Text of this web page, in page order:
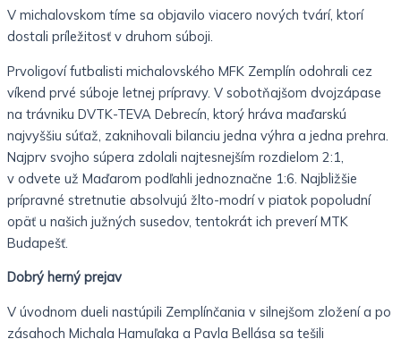
V michalovskom tíme sa objavilo viacero nových tvárí, ktorí
dostali príležitosť v druhom súboji.
Prvoligoví futbalisti michalovského MFK Zemplín odohrali cez
víkend prvé súboje letnej prípravy. V sobotňajšom dvojzápase
na trávniku DVTK-TEVA Debrecín, ktorý hráva maďarskú
najvyššiu súťaž, zaknihovali bilanciu jedna výhra a jedna prehra.
Najprv svojho súpera zdolali najtesnejším rozdielom 2:1,
v odvete už Maďarom podľahli jednoznačne 1:6. Najbližšie
prípravné stretnutie absolvujú žlto-modrí v piatok popoludní
opäť u našich južných susedov, tentokrát ich preverí MTK
Budapešť.
Dobrý herný prejav
V úvodnom dueli nastúpili Zemplínčania v silnejšom zložení a po
zásahoch Michala Hamuľaka a Pavla Bellása sa tešili